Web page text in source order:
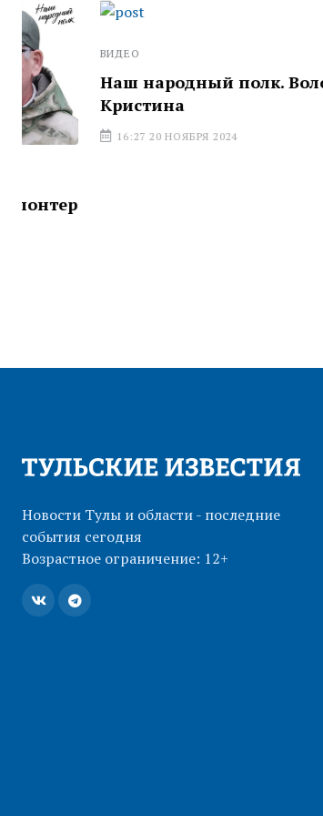
ВИДЕО
Наш народный полк. Волонтер
Кристина
16:27 20 НОЯБРЯ 2024
Новости Тулы и области - последние
события сегодня
Возрастное ограничение: 12+